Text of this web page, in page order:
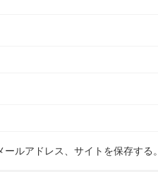
ルアドレス、サイトを保存する。